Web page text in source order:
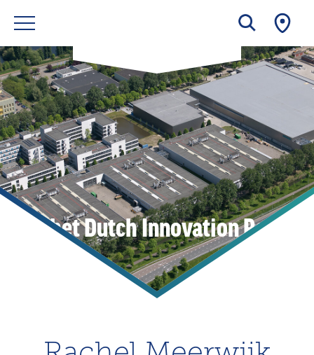
In het Dutch Innovation Park